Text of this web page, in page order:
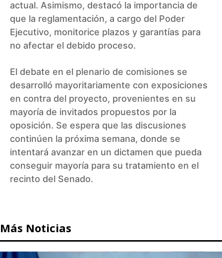
actual. Asimismo, destacó la importancia de
que la reglamentación, a cargo del Poder
Ejecutivo, monitorice plazos y garantías para
no afectar el debido proceso.
El debate en el plenario de comisiones se
desarrolló mayoritariamente con exposiciones
en contra del proyecto, provenientes en su
mayoría de invitados propuestos por la
oposición. Se espera que las discusiones
continúen la próxima semana, donde se
intentará avanzar en un dictamen que pueda
conseguir mayoría para su tratamiento en el
recinto del Senado.
Más Noticias